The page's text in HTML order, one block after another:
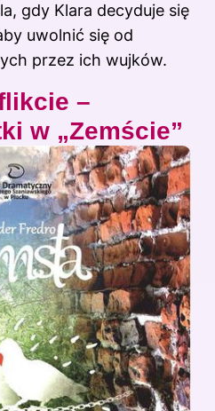
gdy Klara decyduje się
uwolnić się od
przez ich wujków.
–
w „Zemście”